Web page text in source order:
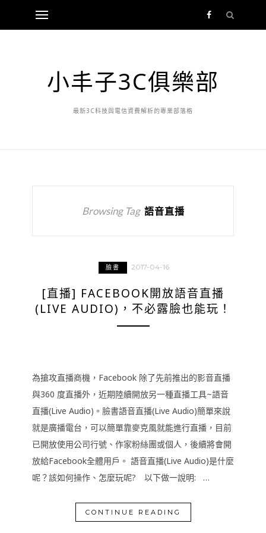
小丰子3C俱樂部
最新3C科技與電信資費解析的專業部落格
Browsing Tag 語音直播
臉書 2017-04-16
[直播] FACEBOOK開放語音直播
(LIVE AUDIO)，不必露臉也能玩！
為搶攻直播商機，Facebook 除了先前推出的影音直播
與360 度直播外，近期陸續開放另一種直播工具~語音
直播(Live Audio)。臉書語音直播(Live Audio)簡單來說
就是廣播電台，可以簡單靠麥克風就能進行直播，目前
已開放使用公司行號、作家粉絲團或個人，後續將會開
放給Facebook全體用戶。 語音直播(Live Audio)是什麼
呢？該如何操作、怎麼玩呢? 以下做一說明: …
CONTINUE READING